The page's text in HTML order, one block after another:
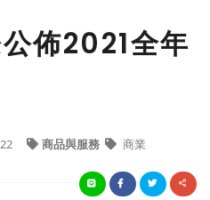
佈2021全年
商品與服務 商業